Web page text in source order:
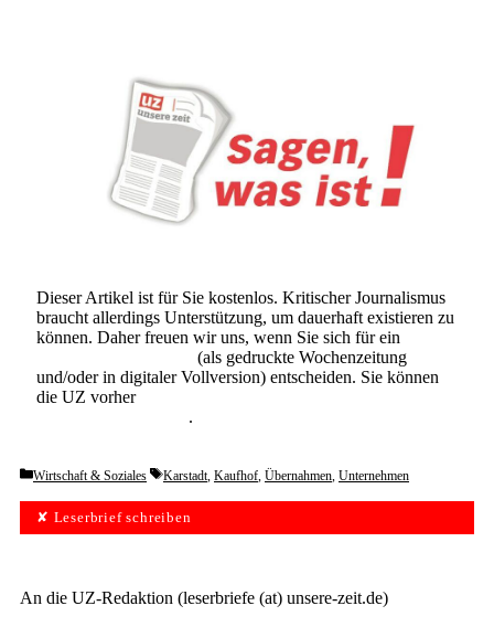
Dieser Artikel ist für Sie kostenlos. Kritischer Journalismus
braucht allerdings Unterstützung, um dauerhaft existieren zu
können. Daher freuen wir uns, wenn Sie sich für ein
(als gedruckte Wochenzeitung
und/oder in digitaler Vollversion) entscheiden. Sie können
die UZ vorher
.
Categories
Wirtschaft & Soziales Tags
Karstadt, Kaufhof, Übernahmen, Unternehmen
✘ Leserbrief schreiben
An die UZ-Redaktion (leserbriefe (at) unsere-zeit.de)